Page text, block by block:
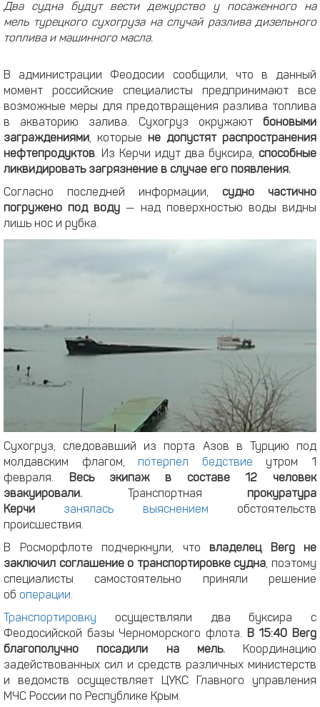
Два судна будут вести дежурство у посаженного на
мель турецкого сухогруза на случай разлива дизельного
топлива и машинного масла.
В администрации Феодосии сообщили, что в данный
момент российские специалисты предпринимают все
возможные меры для предотвращения разлива топлива
в акваторию залива. Сухогруз окружают боновыми
заграждениями, которые не допустят распространения
нефтепродуктов. Из Керчи идут два буксира, способные
ликвидировать загрязнение в случае его появления.
Согласно последней информации, судно частично
погружено под воду — над поверхностью воды видны
лишь нос и рубка.
Сухогруз, следовавший из порта Азов в Турцию под
молдавским флагом,потерпел бедствие утром 1
февраля.
Весь экипаж в составе 12 человек
эвакуировали. Транспортная прокуратура
Керчи
занялась выяснением обстоятельств
происшествия.
В Росморфлоте подчеркнули, что владелец Berg не
заключил соглашение о транспортировке судна, поэтому
специалисты самостоятельно приняли решение
об операции.
Транспортировку осуществляли два буксира с
Феодосийской базы Черноморского флота.
В 15:40 Berg
благополучно посадили на мель.Координацию
задействованных сил и средств различных министерств
и ведомств осуществляет ЦУКС Главного управления
МЧС России по Республике Крым.